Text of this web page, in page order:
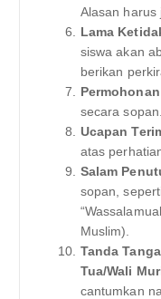
Alasan harus
Lama
siswa akan
berikan
secara sopan.
Ucapan
atas
Salam
sopan,
Muslim).
Tanda
Tua/Wali
cantumkan